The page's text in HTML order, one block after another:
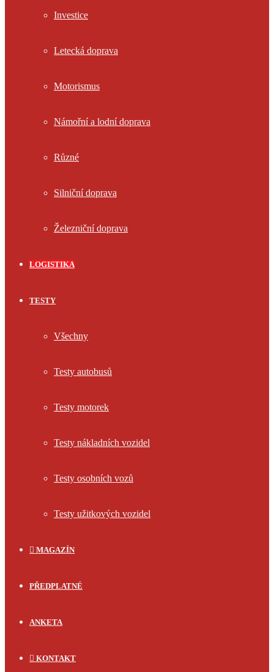
Investice
Letecká doprava
Motorismus
Námořní a lodní doprava
Různé
Silniční doprava
Železniční doprava
LOGISTIKA
TESTY
Všechny
Testy autobusů
Testy motorek
Testy nákladních vozidel
Testy osobních vozů
Testy užitkových vozidel
MAGAZÍN
PŘEDPLATNÉ
ANKETA
KONTAKT